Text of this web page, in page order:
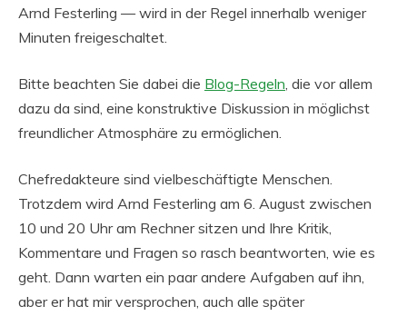
Arnd Festerling — wird in der Regel innerhalb weniger
Minuten freigeschaltet.
Bitte beachten Sie dabei die Blog-Regeln, die vor allem
dazu da sind, eine konstruktive Diskussion in möglichst
freundlicher Atmosphäre zu ermöglichen.
Chefredakteure sind vielbeschäftigte Menschen.
Trotzdem wird Arnd Festerling am 6. August zwischen
10 und 20 Uhr am Rechner sitzen und Ihre Kritik,
Kommentare und Fragen so rasch beantworten, wie es
geht. Dann warten ein paar andere Aufgaben auf ihn,
aber er hat mir versprochen, auch alle später